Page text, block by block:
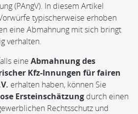
(PAngV). In diesem Artikel
typischerweise erhoben
eine Abmahnung mit sich bringt
verhalten.
eine Abmahnung des
Kfz-Innungen für fairen
erhalten haben, können Sie
Ersteinschätzung durch einen
Rechtsschutz und